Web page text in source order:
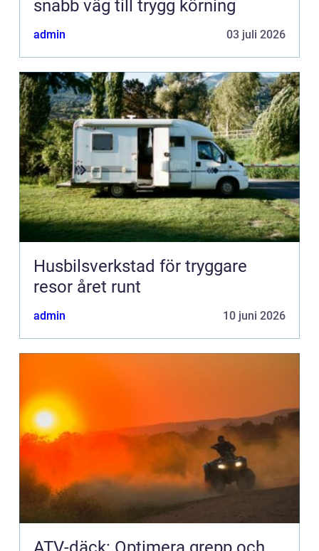
snabb väg till trygg körning
admin 03 juli 2026
Husbilsverkstad för tryggare
resor året runt
admin 10 juni 2026